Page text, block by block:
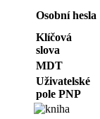
Osobní hesla
Klíčová
slova
MDT
Uživatelské
pole PNP